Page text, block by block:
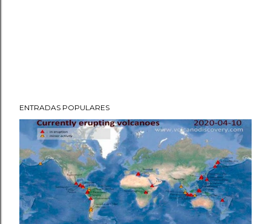
ENTRADAS POPULARES